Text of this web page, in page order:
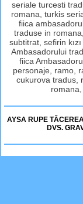
seriale turcesti
romana, turkis
fiica
traduse in
subtitrat, sefirin
Ambasadorului
fiica
personaje, ramo,
cukurova tradus,
AYSA RUPE
DVS.